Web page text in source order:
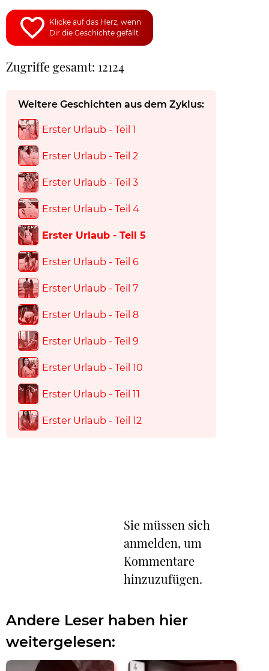
Klicke auf das Herz, wenn
Dir die Geschichte gefällt
Zugriffe gesamt: 12124
Weitere Geschichten aus dem Zyklus:
Erster Urlaub - Teil 1
Erster Urlaub - Teil 2
Erster Urlaub - Teil 3
Erster Urlaub - Teil 4
Erster Urlaub - Teil 5
Erster Urlaub - Teil 6
Erster Urlaub - Teil 7
Erster Urlaub - Teil 8
Erster Urlaub - Teil 9
Erster Urlaub - Teil 10
Erster Urlaub - Teil 11
Erster Urlaub - Teil 12
Sie müssen sich
anmelden, um
Kommentare
hinzuzufügen.
Andere Leser haben hier
weitergelesen: